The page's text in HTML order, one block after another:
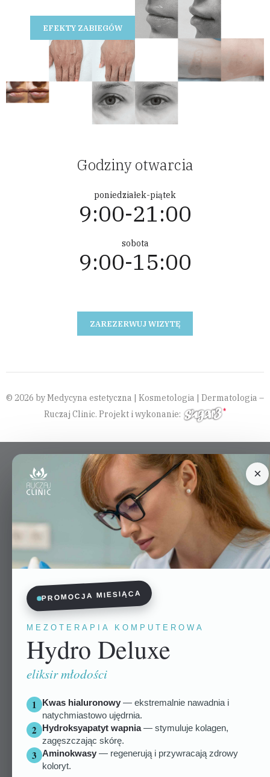
EFEKTY ZABIEGÓW
Godziny otwarcia
poniedziałek-piątek
9:00-21:00
sobota
9:00-15:00
ZAREZERWUJ WIZYTĘ
© 2026 by Medycyna estetyczna | Kosmetologia | Dermatologia –
Ruczaj Clinic. Projekt i wykonanie:
×
PROMOCJA MIESIĄCA
MEZOTERAPIA KOMPUTEROWA
Hydro Deluxe
eliksir młodości
1 Kwas hialuronowy — ekstremalnie nawadnia i
natychmiastowo ujędrnia.
2 Hydroksyapatyt wapnia— stymuluje kolagen,
zagęszczając skórę.
3 Aminokwasy — regenerują i przywracają zdrowy
koloryt.